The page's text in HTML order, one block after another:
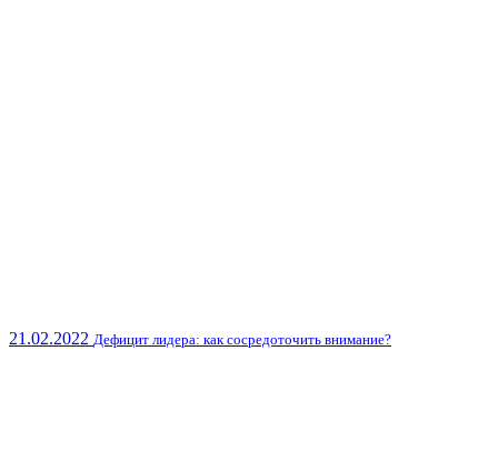
21.02.2022 Дефицит лидера: как сосредоточить внимание?